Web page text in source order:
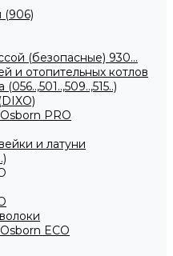
(906)
(безопасные) 930...
и отопительных котлов
PRO
и латуни
ECO